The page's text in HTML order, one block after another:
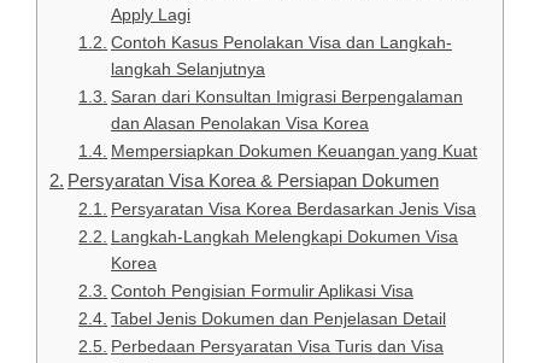
Apply Lagi
Contoh Kasus Penolakan Visa dan Langkah-
langkah Selanjutnya
Saran dari Konsultan Imigrasi Berpengalaman
dan Alasan Penolakan Visa Korea
Mempersiapkan Dokumen Keuangan yang Kuat
Persyaratan Visa Korea & Persiapan Dokumen
Persyaratan Visa Korea Berdasarkan Jenis Visa
Langkah-Langkah Melengkapi Dokumen Visa
Korea
Contoh Pengisian Formulir Aplikasi Visa
Tabel Jenis Dokumen dan Penjelasan Detail
Perbedaan Persyaratan Visa Turis dan Visa